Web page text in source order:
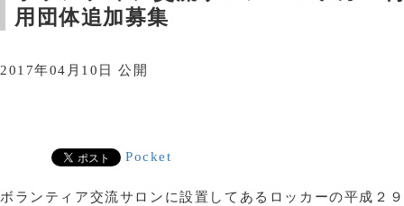
用団体追加募集
2017年04月10日 公開
Pocket
ボランティア交流サロンに設置してあるロッカーの平成２９